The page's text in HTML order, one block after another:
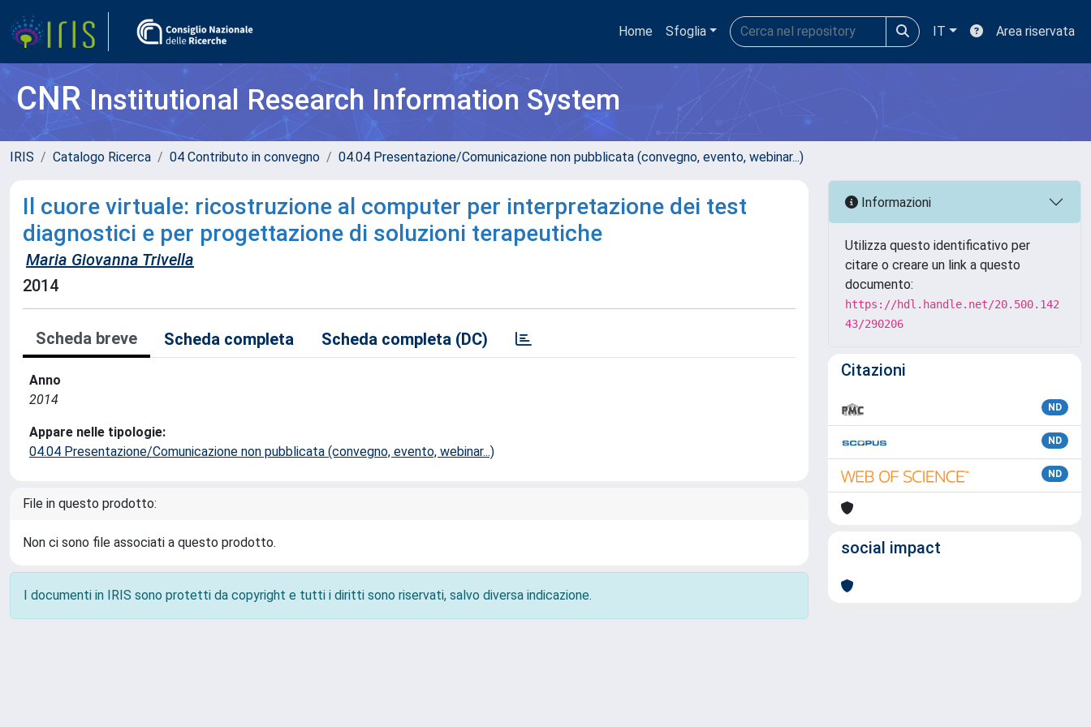
Home Sfoglia IT Area riservata
CNRInstitutional Research Information System
IRIS Catalogo Ricerca 04 Contributo in convegno 04.04 Presentazione/Comunicazione non pubblicata (convegno, evento, webinar...)
Il cuore virtuale: ricostruzione al computer per interpretazione dei test
diagnostici e per progettazione di soluzioni terapeutiche
Maria Giovanna Trivella
2014
Scheda breve Scheda completa Scheda completa (DC)
Anno
2014
Appare nelle tipologie:
04.04 Presentazione/Comunicazione non pubblicata (convegno, evento, webinar...)
File in questo prodotto:
Non ci sono file associati a questo prodotto.
I documenti in IRIS sono protetti da copyright e tutti i diritti sono riservati, salvo diversa indicazione.
Informazioni
Utilizza questo identificativo per
citare o creare un link a questo
documento:
https://hdl.handle.net/20.500.142
43/290206
Citazioni
ND
ND
ND
social impact